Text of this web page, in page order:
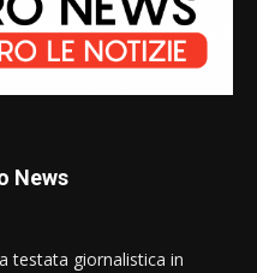
News
testata giornalistica in